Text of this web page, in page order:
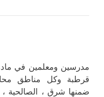
مدرسين ومعلمين في
قرطبة وكل مناطق
ضمنها شرق ، الصالحية ،